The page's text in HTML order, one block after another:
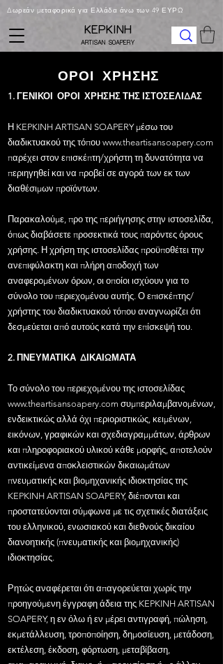
KEPKINH
ARTISAN SOAPERY
Δωρεάν μεταφορικά για Ελλάδα άνω των 49 ΕΥΡΩ
ΟΡΟΙ ΧΡΗΣΗΣ
1. ΓΕΝΙΚΟΙ ΟΡΟΙ ΧΡΗΣΗΣ ΤΗΣ ΙΣΤΟΣΕΛΙΔΑΣ
Η KEPKINH ARTISAN SOAPERY μέσω του
διαδικτυακού της τόπου www.theartisansoapery.com
παρέχει στον επισκέπτη/χρήστη τη δυνατότητα να
περιηγηθεί και να προβεί σε αγορά των εκ των
διαθέσιμων προϊόντων.
Παρακαλούμε, προ της περιήγησης στην ιστοσελίδα,
όπως διαβάσετε προσεκτικά τους παρόντες όρους
χρήσης. Η χρήση της ιστοσελίδας προϋποθέτει την
ανεπιφύλακτη και πλήρη αποδοχή των
αναφερομένων όρων, οι οποίοι ισχύουν για το
σύνολο του περιεχομένου αυτής. Ο επισκέπτης/
χρήστης του διαδικτυακού τόπου αναγνωρίζει ότι
δεσμεύεται από αυτούς κατά την επίσκεψή του.
2. ΠΝΕΥΜΑΤΙΚΑ ΔΙΚΑΙΩΜΑΤΑ
Το σύνολο του περιεχομένου της ιστοσελίδας
www.theartisansoapery.com συμπεριλαμβανομένων,
ενδεικτικώς αλλά όχι περιοριστικώς, κειμένων,
εικόνων, γραφικών και σχεδιαγραμμάτων, άρθρων
και πληροφοριακού υλικού κάθε μορφής, αποτελούν
αντικείμενα αποκλειστικών δικαιωμάτων
πνευματικής και βιομηχανικής ιδιοκτησίας της
KEPKINH ARTISAN SOAPERY, διέπονται και
προστατεύονται σύμφωνα με τις σχετικές διατάξεις
του ελληνικού, ενωσιακού και διεθνούς δικαίου
διανοητικής (πνευματικής και βιομηχανικής)
ιδιοκτησίας.
Ρητώς αναφέρεται ότι απαγορεύεται χωρίς την
προηγούμενη έγγραφη άδεια της KEPKINH ARTISAN
SOAPERY, η εν όλω ή εν μέρει αντιγραφή, πώληση,
εκμετάλλευση, τροποποίηση, δημοσίευση, μετάδοση,
εκτέλεση, έκδοση, φόρτωση, μεταβίβαση,